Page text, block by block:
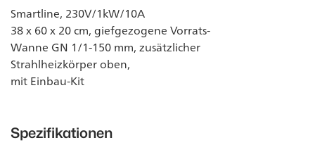
Smartline, 230V/1kW/10A
38 x 60 x 20 cm, giefgezogene Vorrats-
Wanne GN 1/1-150 mm, zusätzlicher
Strahlheizkörper oben,
mit Einbau-Kit
Spezifikationen